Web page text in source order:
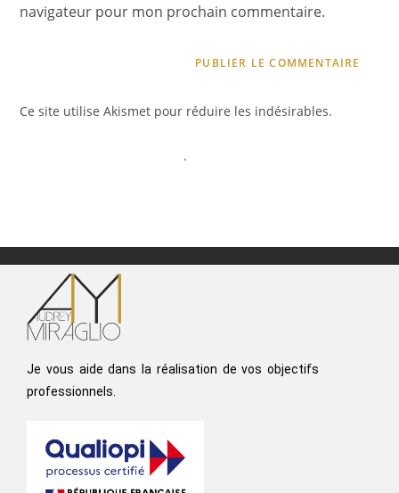
navigateur pour mon prochain commentaire.
Ce site utilise Akismet pour réduire les indésirables.
.
Je vous aide dans la réalisation de vos objectifs
professionnels.